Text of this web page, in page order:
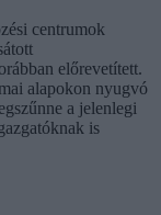
centrumok
előrevetített.
alapokon nyugvó
a jelenlegi
is